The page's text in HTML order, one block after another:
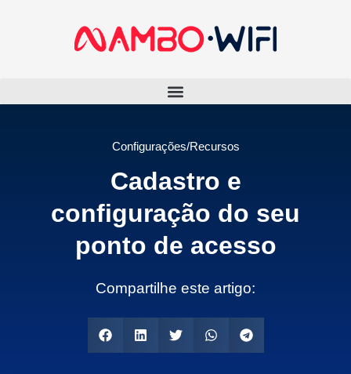
Configurações/Recursos
Cadastro e
configuração do seu
ponto de acesso
Compartilhe este artigo: